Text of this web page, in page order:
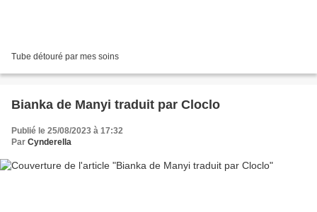
Tube détouré par mes soins
Bianka de Manyi traduit par Cloclo
Publié le 25/08/2023 à 17:32
Par Cynderella